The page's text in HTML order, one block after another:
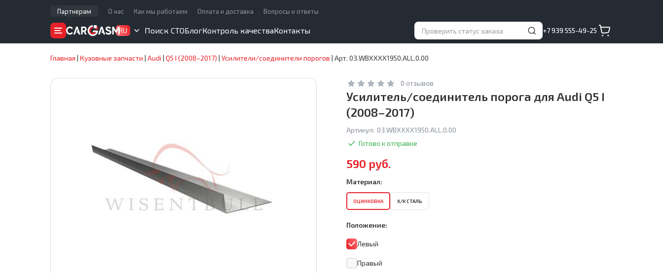
Партнерам О нас Как мы работаем Оплата и доставка Вопросы и ответы
RU Поиск СТОБлогКонтроль качестваКонтакты +7 939 555-49-25
Главная | Кузовные запчасти | Audi | Q5 I (2008–2017) | Усилители/соединители порогов | Арт. 03.WBXXXX1950.ALL.0.00
0 отзывов
Усилитель/соединитель порога для Audi Q5 I
(2008–2017)
Артикул: 03.WBXXXX1950.ALL.0.00
Готово к отправке
590 руб.
Материал:
ОЦИНКОВКА Х/К СТАЛЬ
Положение:
Левый
Правый